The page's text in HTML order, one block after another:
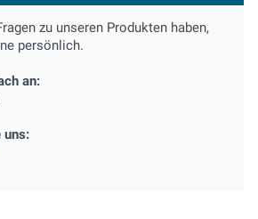
zu unseren Produkten haben,
persönlich.
an:
uns: